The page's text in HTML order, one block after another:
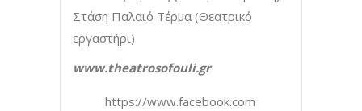
Στάση Παλαιό Τέρμα (Θεατρικό
εργαστήρι)
www.theatrosofouli.gr
https://www.facebook.com